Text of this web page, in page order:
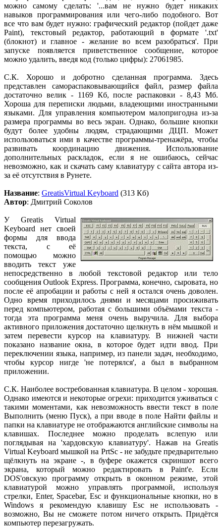
можно самому сделать: '...вам не нужно будет никаких
навыков программирования или чего-либо подобного. Вот
все что вам будет нужно: графический редактор (пойдет даже
Paint), текстовый редактор, работающий в формате '.txt'
(блокнот) и главное - желание во всем разобраться'. При
запуске появляется приветственное сообщение, которое
можно удалить, введя код (только цифры): 27061985.
С.К. Хорошо и добротно сделанная программа. Здесь
представлен самораспаковывающийся файл, размер файла
достаточно велик - 1169 Кб, после распаковки - 8,43 Мб.
Хороша для переписки людьми, владеющими иностранными
языками. Для управления компьютером малопригодна из-за
размера программы во весь экран. Однако, большие кнопки
будут более удобны людям, страдающими ДЦП. Может
использоваться ими в качестве программы-тренажёра, чтобы
развивать координацию движения. Использование
дополнительных раскладок, если я не ошибаюсь, сейчас
невозможно, как и скачать саму клавиатуру с сайта автора из-
за её отсутствия в Рунете.
Название: GreatisVirtual Keyboard (313 Кб)
Автор: Дмитрий Соколов
У Greatis Virtual
Keyboard нет своей
формы для ввода
текста, с её
помощью можно
вводить текст уже
непосредственно в любой текстовой редактор или тело
сообщения Outlook Express. Программа, конечно, сыровата, но
после её апробации и работы с ней я остался очень доволен.
Одно время приходилось днями и месяцами просиживать
перед компьютером, работая с большими объёмами текста -
тогда эта программа меня очень выручила. Для выбора
активного приложения достаточно щелкнуть в нём мышкой и
затем перевести курсор на клавиатуру. В нижней части
показано название окна, в которое будет идти ввод. При
переключении языка, например, из панели задач, необходимо,
чтобы курсор нигде 'не потерялся', а был в выбранном
приложении.
С.К. Наиболее востребованная клавиатура. В целом - хорошая.
Однако имеются и некоторые огрехи: приходится уживаться с
такими моментами, как невозможность ввести текст в поле
Выполнить (меню Пуск), а при вводе в поле Найти файлы и
папки на клавиатуре не отображаются английские символы на
клавишах. Последнее можно проделать вслепую или
поглядывая на 'хардовскую клавиатуру'. Нажав на Greatis
Virtual Keyboard мышкой на PrtSc - не забудьте предварительно
щёлкнуть на экране -, в буфере окажется скриншот всего
экрана, который можно редактировать в Paint'e. Если
DOS'овскую программу открыть в оконном режиме, этой
клавиатурой можно управлять программой, используя
стрелки, Enter, Spacebar, Esc и функциональные кнопки, но в
Windows я рекомендую клавишу Esc не использовать -
возможно, Вы не сможете потом ничего открыть. Придётся
компьютер перезагружать.